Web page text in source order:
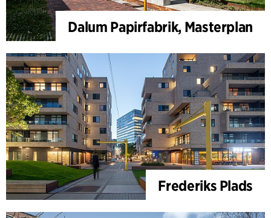
Dalum Papirfabrik, Masterplan
Frederiks Plads